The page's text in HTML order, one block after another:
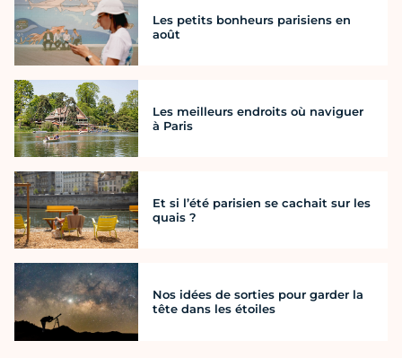
Les petits bonheurs parisiens en
août
Les meilleurs endroits où naviguer
à Paris
Et si l’été parisien se cachait sur les
quais ?
Nos idées de sorties pour garder la
tête dans les étoiles